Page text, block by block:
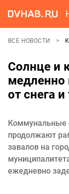
ВСЕ НОВОСТИ
Солнце и
медленно
от снега
Коммунальные
продолжают
завалов на
ежедневно